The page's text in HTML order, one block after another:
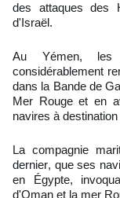
des attaques des
d'Israël.
Au Yémen, les
considérablement
dans la Bande de
Mer Rouge et en
navires à
La compagnie
dernier, que ses
en Égypte,
d'Oman et la mer